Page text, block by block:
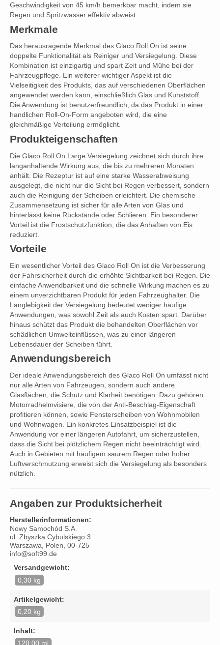
Geschwindigkeit von 45 km/h bemerkbar macht, indem sie
Regen und Spritzwasser effektiv abweist.
Merkmale
Das herausragende Merkmal des Glaco Roll On ist seine
doppelte Funktionalität als Reiniger und Versiegelung. Diese
Kombination ist einzigartig und spart Zeit und Mühe bei der
Fahrzeugpflege. Ein weiterer wichtiger Aspekt ist die
Vielseitigkeit des Produkts, das auf verschiedenen Oberflächen
angewendet werden kann, einschließlich Glas und Kunststoff.
Die Anwendung ist benutzerfreundlich, da das Produkt in einer
handlichen Roll-On-Form angeboten wird, die eine
gleichmäßige Verteilung ermöglicht.
Produkteigenschaften
Die Glaco Roll On Large Versiegelung zeichnet sich durch ihre
langanhaltende Wirkung aus, die bis zu mehreren Monaten
anhält. Die Rezeptur ist auf eine starke Wasserabweisung
ausgelegt, die nicht nur die Sicht bei Regen verbessert, sondern
auch die Reinigung der Scheiben erleichtert. Die chemische
Zusammensetzung ist sicher für alle Arten von Glas und
hinterlässt keine Rückstände oder Schlieren. Ein besonderer
Vorteil ist die Frostschutzfunktion, die das Anhaften von Eis
reduziert.
Vorteile
Ein wesentlicher Vorteil des Glaco Roll On ist die Verbesserung
der Fahrsicherheit durch die erhöhte Sichtbarkeit bei Regen. Die
einfache Anwendbarkeit und die schnelle Wirkung machen es zu
einem unverzichtbaren Produkt für jeden Fahrzeughalter. Die
Langlebigkeit der Versiegelung bedeutet weniger häufige
Anwendungen, was sowohl Zeit als auch Kosten spart. Darüber
hinaus schützt das Produkt die behandelten Oberflächen vor
schädlichen Umwelteinflüssen, was zu einer längeren
Lebensdauer der Scheiben führt.
Anwendungsbereich
Der ideale Anwendungsbereich des Glaco Roll On umfasst nicht
nur alle Arten von Fahrzeugen, sondern auch andere
Glasflächen, die Schutz und Klarheit benötigen. Dazu gehören
Motorradhelmvisiere, die von der Anti-Beschlag-Eigenschaft
profitieren können, sowie Fensterscheiben von Wohnmobilen
und Wohnwagen. Ein konkretes Einsatzbeispiel ist die
Anwendung vor einer längeren Autofahrt, um sicherzustellen,
dass die Sicht bei plötzlichem Regen nicht beeinträchtigt wird.
Auch in Gebieten mit häufigem saurem Regen oder hoher
Luftverschmutzung erweist sich die Versiegelung als besonders
nützlich.
Angaben zur Produktsicherheit
Herstellerinformationen:
Nowy Samochód S.A.
ul. Zbyszka Cybulskiego 3
Warszawa, Polen, 00-725
info@soft99.de
Versandgewicht:
0,30 kg
Artikelgewicht:
0,20 kg
Inhalt:
120,00 ml